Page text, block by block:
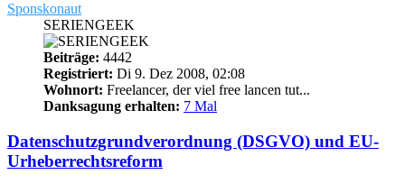
Sponskonaut
SERIENGEEK
Beiträge: 4442
Registriert: Di 9. Dez 2008, 02:08
Wohnort: Freelancer, der viel free lancen tut...
Danksagung erhalten: 7 Mal
Datenschutzgrundverordnung (DSGVO) und EU-
Urheberrechtsreform